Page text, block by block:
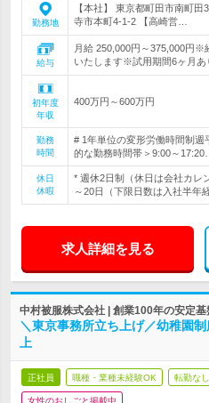
勤務地
【本社】 東京都町田市南町
寺市本町4-1-2 【高崎営…
給与
月給 250,000円～375,000円※
いたします※試用期間6ヶ月あ
初年度
年収
400万円～600万円
勤務
時間
# 1年単位の変形労働時間制
的な勤務時間帯＞9:00～17:20…
休日
休暇
* 週休2日制（休日は会社カレ
～20日（下限日数は入社半年
求人詳細を見る
中村被服株式会社 | 創業100年の安定
＼東京事務所立ち上げ／幼稚園
上
正社員 職種・業種未経験OK 転勤なし
女性のおしごと掲載中